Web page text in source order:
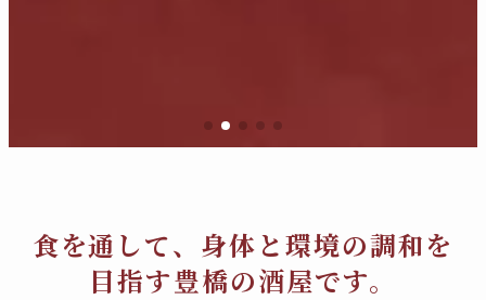
食を通して、身体と環境の調和を
目指す豊橋の酒屋です。